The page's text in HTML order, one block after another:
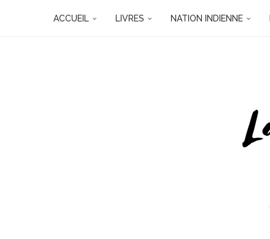
ACCUEIL LIVRES NATION INDIENNE